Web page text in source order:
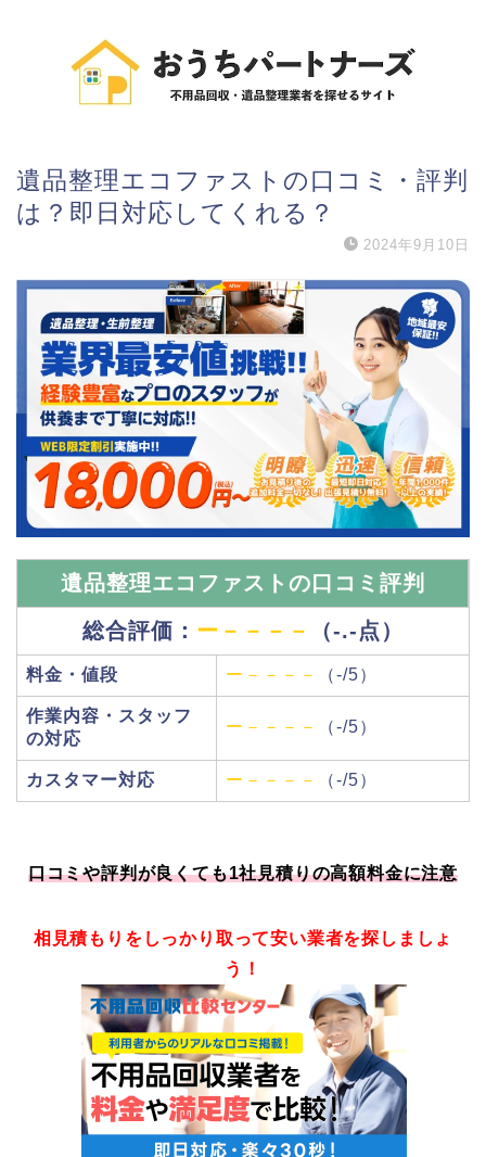
遺品整理エコファストの口コミ・評判
は？即日対応してくれる？
2024年9月10日
遺品整理エコファストの口コミ評判
総合評価： ー－－－－ （-.-点）
料金・値段 ー－－－－ （-/5）
作業内容・スタッフ
の対応
ー－－－－ （-/5）
カスタマー対応 ー－－－－ （-/5）
口コミや評判が良くても1社見積りの高額料金に注意
相見積もりをしっかり取って安い業者を探しましょ
う！